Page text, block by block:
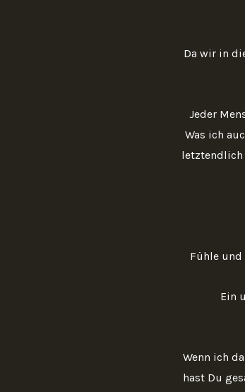
Da wir in
Jeder
Was ich
letztendlich
Fühle und
Ein
Wenn ich
hast Du